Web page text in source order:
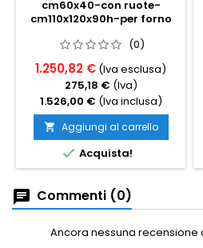
cm60x40-con ruote-
cm110x120x90h-per forno
(0)
1.250,82 € (Iva esclusa)
275,18 € (Iva)
1.526,00 € (Iva inclusa)
 Aggiungi al carrello
 Acquista!
Commenti (0)
Ancora nessuna recensione